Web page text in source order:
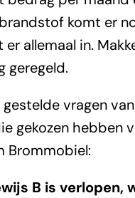
komt er
er allemaal in.
geregeld.
vragen van
gekozen hebben
Brommobiel:
B is verlopen,